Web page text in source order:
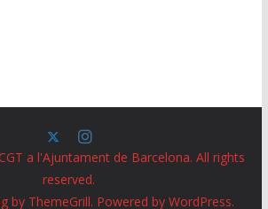
a l'Ajuntament de Barcelona. All rights
reserved.
by ThemeGrill. Powered by WordPress.